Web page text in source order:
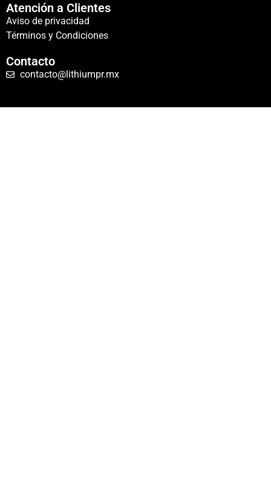
Atención a Clientes
Aviso de privacidad
Términos y Condiciones
Contacto
contacto@lithiumpr.mx